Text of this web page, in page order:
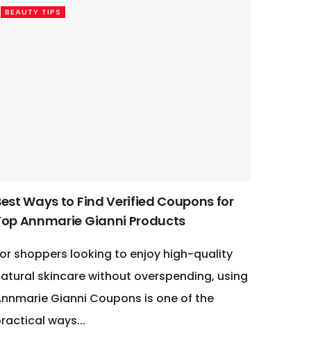
BEAUTY TIPS
Ways to Find Verified Coupons for
Annmarie Gianni Products
shoppers looking to enjoy high-quality
skincare without overspending, using
Gianni Coupons is one of the
ways...